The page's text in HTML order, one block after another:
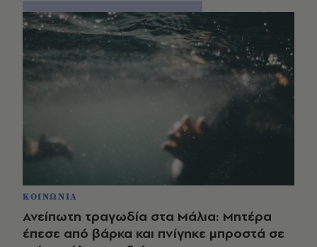
ΚΟΙΝΩΝΙΑ
Ανείπωτη τραγωδία στα Μάλια: Μητέρα
έπεσε από βάρκα και πνίγηκε μπροστά σε